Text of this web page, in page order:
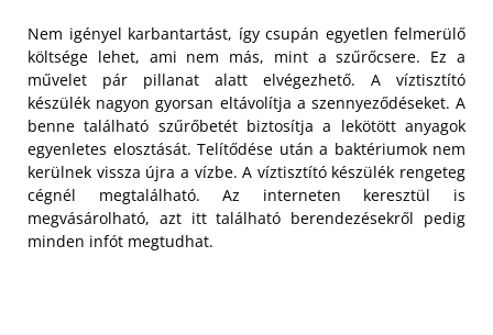
Nem igényel karbantartást, így csupán egyetlen felmerülő
költsége lehet, ami nem más, mint a szűrőcsere. Ez a
művelet pár pillanat alatt elvégezhető. A víztisztító
készülék nagyon gyorsan eltávolítja a szennyeződéseket. A
benne található szűrőbetét biztosítja a lekötött anyagok
egyenletes elosztását. Telítődése után a baktériumok nem
kerülnek vissza újra a vízbe. A víztisztító készülék rengeteg
cégnél megtalálható. Az interneten keresztül is
megvásárolható, azt itt található berendezésekről pedig
minden infót megtudhat.